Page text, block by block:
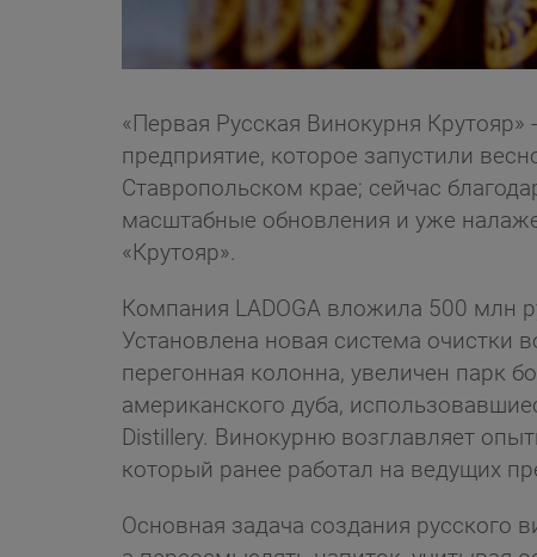
«Первая Русская Винокурня
предприятие, которое запустили
Ставропольском крае; сейчас
масштабные обновления и уже
«Крутояр».
Компания LADOGA вложила 500 млн
Установлена новая система очистки
перегонная колонна, увеличен парк
американского дуба,
Distillery. Винокурню возглавляет
который ранее работал на ведущих
Основная задача создания русского